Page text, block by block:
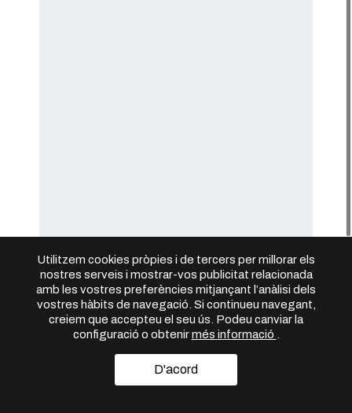
Utilitzem cookies pròpies i de tercers per millorar els
nostres serveis i mostrar-vos publicitat relacionada
amb les vostres preferències mitjançant l’anàlisi dels
vostres hàbits de navegació. Si continueu navegant,
creiem que accepteu el seu ús. Podeu canviar la
configuració o obtenirmés informació
D'acord